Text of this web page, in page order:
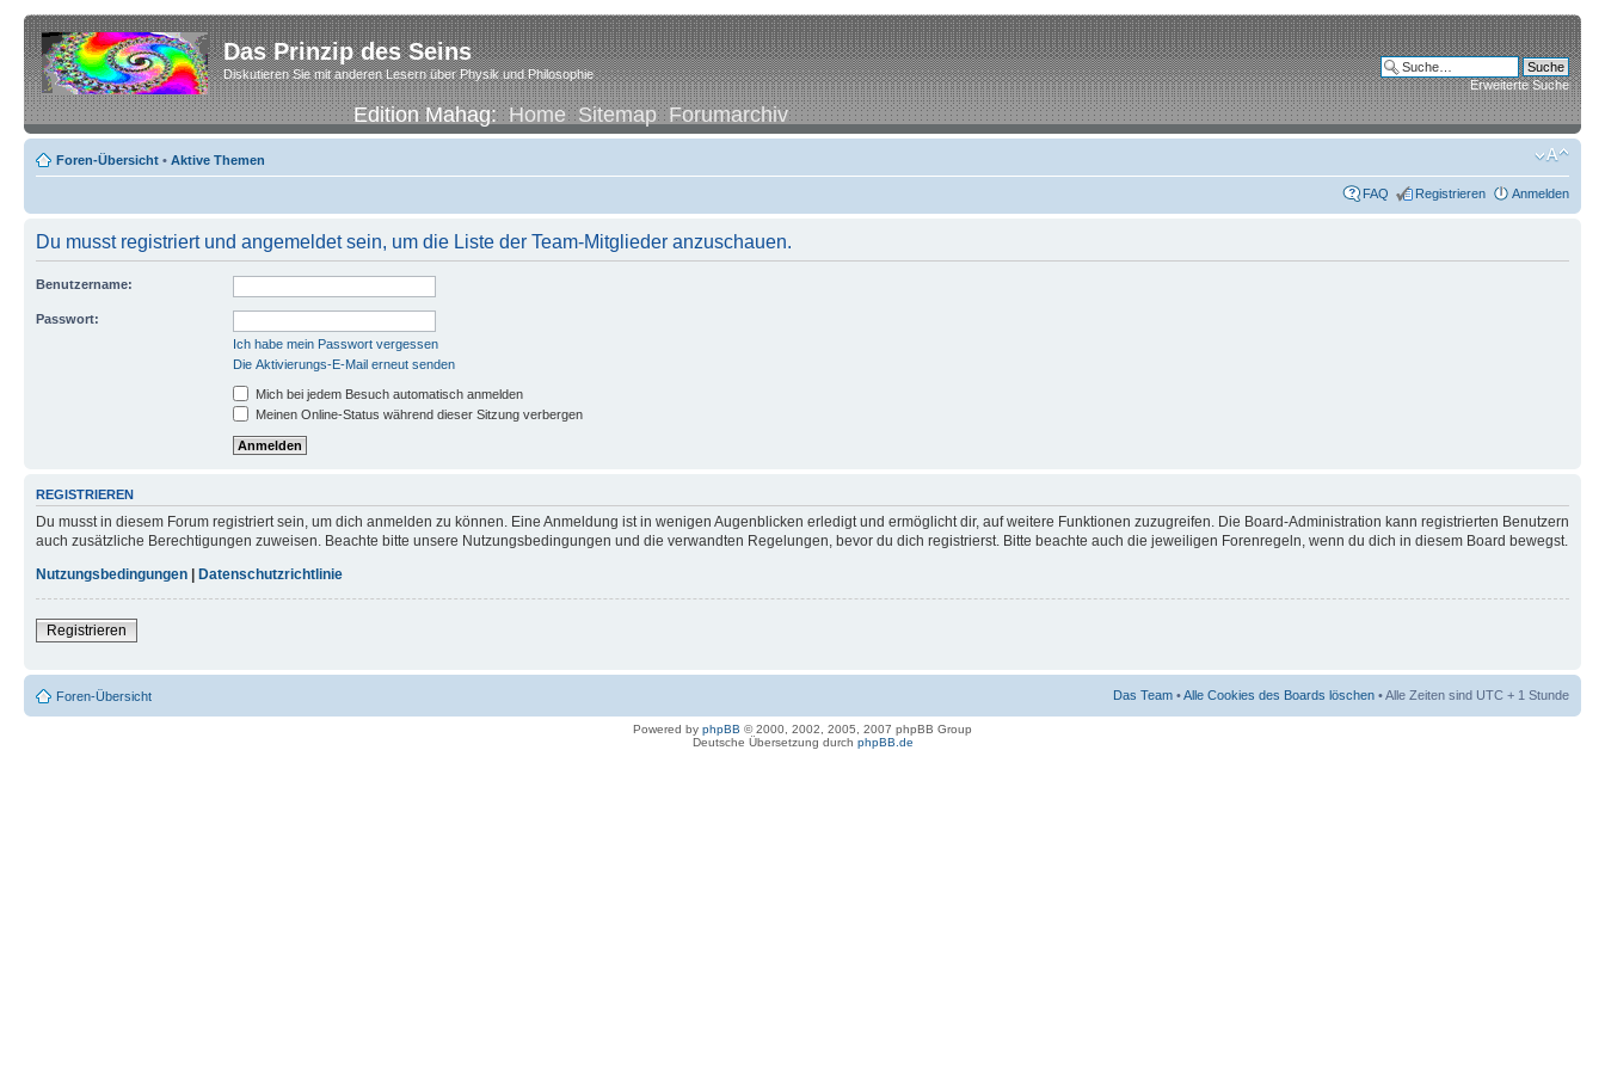
Das Prinzip des Seins
Diskutieren Sie mit anderen Lesern über Physik und Philosophie
Edition Mahag:Home Sitemap Forumarchiv
Erweiterte Suche
Foren-Übersicht • Aktive Themen
FAQ Registrieren Anmelden
Du musst registriert und angemeldet sein, um die Liste der Team-Mitglieder anzuschauen.
Benutzername:
Passwort:
Ich habe mein Passwort vergessen
Die Aktivierungs-E-Mail erneut senden
Mich bei jedem Besuch automatisch anmelden
Meinen Online-Status während dieser Sitzung verbergen
REGISTRIEREN
Du musst in diesem Forum registriert sein, um dich anmelden zu können. Eine Anmeldung ist in wenigen Augenblicken erledigt und ermöglicht dir, auf weitere Funktionen zuzugreifen. Die Board-Administration kann registrierten Benutzern
auch zusätzliche Berechtigungen zuweisen. Beachte bitte unsere Nutzungsbedingungen und die verwandten Regelungen, bevor du dich registrierst. Bitte beachte auch die jeweiligen Forenregeln, wenn du dich in diesem Board bewegst.
Nutzungsbedingungen
Datenschutzrichtlinie
Registrieren
Foren-Übersicht Das Team •Alle Cookies des Boards löschen • Alle Zeiten sind UTC + 1 Stunde
Powered by phpBB © 2000, 2002, 2005, 2007 phpBB Group
Deutsche Übersetzung durch phpBB.de